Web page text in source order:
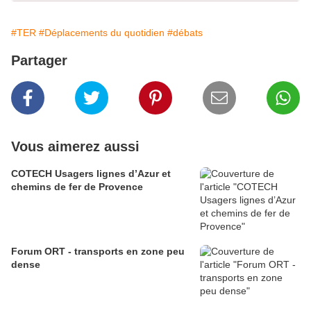
#TER #Déplacements du quotidien #débats
Partager
Vous aimerez aussi
COTECH Usagers lignes d’Azur et
chemins de fer de Provence
Forum ORT - transports en zone peu
dense